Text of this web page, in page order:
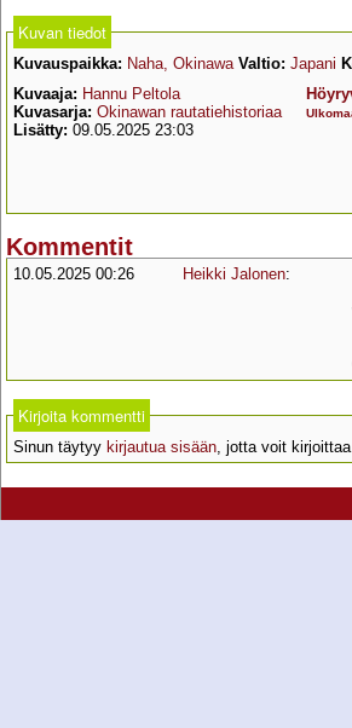
Kuvan tiedot
Kuvauspaikka: Naha, Okinawa Valtio: Japani
Kuvaaja: Hannu Peltola
Kuvasarja: Okinawan rautatiehistoriaa
Lisätty: 09.05.2025 23:03
Kommentit
10.05.2025 00:26 Heikki Jalonen:
Kirjoita kommentti
Sinun täytyy kirjautua sisään, jotta voit